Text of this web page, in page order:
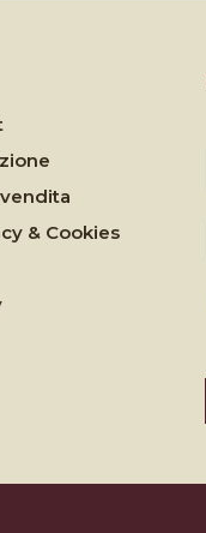
& Cookies